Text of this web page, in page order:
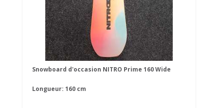
Snowboard d'occasion NITRO Prime 160 Wide
Longueur: 160 cm